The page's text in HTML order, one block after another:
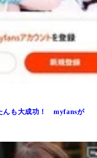
んも大成功！ myfansが